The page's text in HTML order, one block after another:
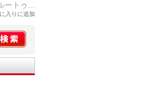
ートゥ...
入りに追加